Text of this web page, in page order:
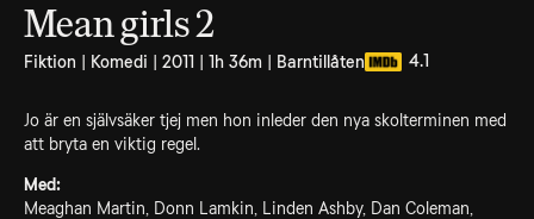
Mean girls 2
Fiktion | Komedi | 2011 | 1h 36m | Barntillåten 4.1
Jo är en självsäker tjej men hon inleder den nya skolterminen med
att bryta en viktig regel.
Med:
Meaghan Martin, Donn Lamkin, Linden Ashby, Dan Coleman,